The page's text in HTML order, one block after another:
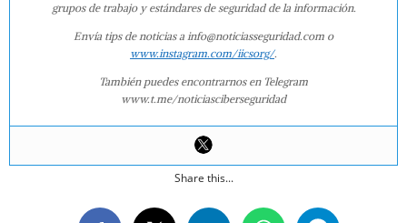
grupos de trabajo y estándares de seguridad de la información.
Envía tips de noticias a info@noticiasseguridad.com o
www.instagram.com/iicsorg/.
También puedes encontrarnos en Telegram
www.t.me/noticiasciberseguridad
Share this...